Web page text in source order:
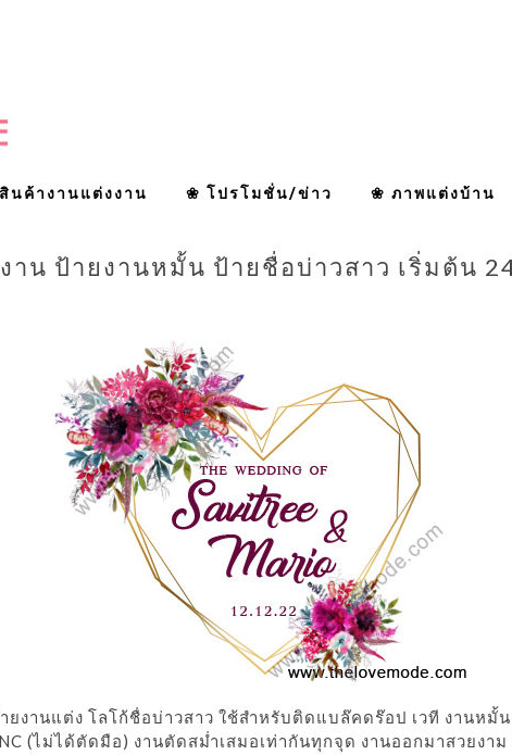
นค้างานแต่งงาน ❀ โปรโมชั่น/ข่าว ❀ ภาพแต่งบ้าน
าน ป้ายงานหมั้น ป้ายชื่อบ่าวสาว เริ่มต้น
ยงานแต่ง โลโก้ชื่อบ่าวสาว ใช้สำหรับติดแบล๊คดร๊อป เวที งานหมั้
(ไม่ได้ตัดมือ) งานตัดสม่ำเสมอเท่ากันทุกจุด งานออกมาสวยงา